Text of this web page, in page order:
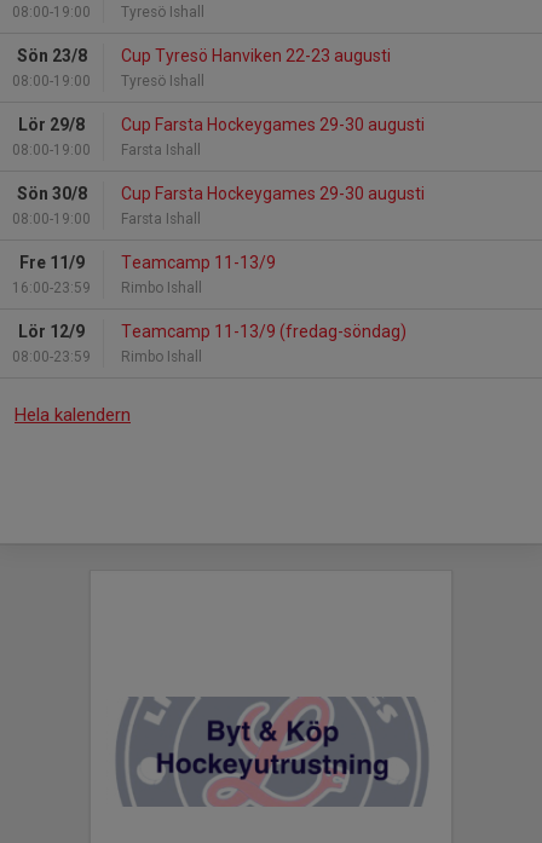
08:00-19:00 Tyresö Ishall
Sön 23/8
08:00-19:00
Cup Tyresö Hanviken 22-23 augusti
Tyresö Ishall
Lör 29/8
08:00-19:00
Cup Farsta Hockeygames 29-30 augusti
Farsta Ishall
Sön 30/8
08:00-19:00
Cup Farsta Hockeygames 29-30 augusti
Farsta Ishall
Fre 11/9
16:00-23:59
Teamcamp 11-13/9
Rimbo Ishall
Lör 12/9
08:00-23:59
Teamcamp 11-13/9 (fredag-söndag)
Rimbo Ishall
Hela kalendern